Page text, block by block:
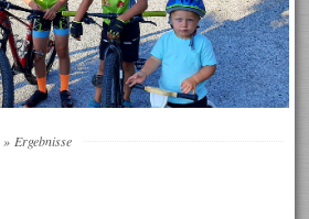
» Ergebnisse